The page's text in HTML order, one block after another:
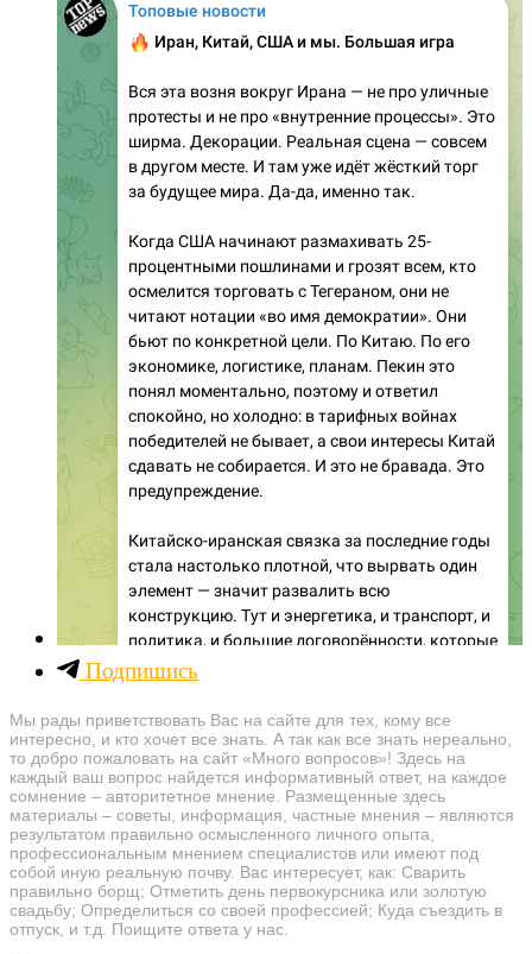
Подпишись
Мы рады приветствовать Вас на сайте для тех, кому все
интересно, и кто хочет все знать. А так как все знать нереально,
то добро пожаловать на сайт «Много вопросов»! Здесь на
каждый ваш вопрос найдется информативный ответ, на каждое
сомнение – авторитетное мнение. Размещенные здесь
материалы – советы, информация, частные мнения – являются
результатом правильно осмысленного личного опыта,
профессиональным мнением специалистов или имеют под
собой иную реальную почву. Вас интересует, как: Сварить
правильно борщ; Отметить день первокурсника или золотую
свадьбу; Определиться со своей профессией; Куда съездить в
отпуск, и т.д. Поищите ответа у нас.